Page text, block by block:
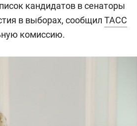
кандидатов в сенаторы
в выборах, сообщил ТАСС
комиссию.